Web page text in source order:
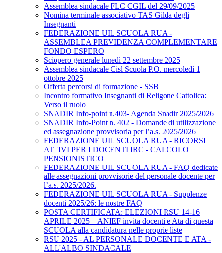
Assemblea sindacale FLC CGIL del 29/09/2025
Nomina terminale associativo TAS Gilda degli
Insegnanti
FEDERAZIONE UIL SCUOLA RUA -
ASSEMBLEA PREVIDENZA COMPLEMENTARE
FONDO ESPERO
Sciopero generale lunedì 22 settembre 2025
Assemblea sindacale Cisl Scuola P.O. mercoledì 1
ottobre 2025
Offerta percorsi di formazione - SSB
Incontro formativo Insegnanti di Religone Cattolica:
Verso il ruolo
SNADIR Info-point n.403- Agenda Snadir 2025/2026
SNADIR Info-Point n. 402 - Domande di utilizzazione
ed assegnazione provvisoria per l’a.s. 2025/2026
FEDERAZIONE UIL SCUOLA RUA - RICORSI
ATTIVI PER I DOCENTI IRC - CALCOLO
PENSIONISTICO
FEDERAZIONE UIL SCUOLA RUA - FAQ dedicate
alle assegnazioni provvisorie del personale docente per
l’a.s. 2025/2026.
FEDERAZIONE UIL SCUOLA RUA - Supplenze
docenti 2025/26: le nostre FAQ
POSTA CERTIFICATA: ELEZIONI RSU 14-16
APRILE 2025 – ANIEF invita docenti e Ata di questa
SCUOLA alla candidatura nelle proprie liste
RSU 2025 - AL PERSONALE DOCENTE E ATA -
ALL'ALBO SINDACALE